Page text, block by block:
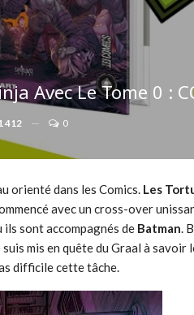
Avec Le Tome 0 :
412 0
orienté dans les Comics. Les
avec un cross-over
ils sont accompagnés de Batman.
mis en quête du Graal à savoir
difficile cette tâche.